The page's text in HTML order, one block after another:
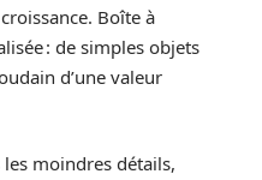
Boîte à
: de simples objets
d’une valeur
les moindres détails,